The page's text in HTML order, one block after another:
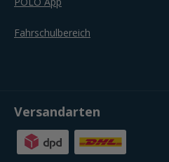
Fahrschulbereich
Versandarten